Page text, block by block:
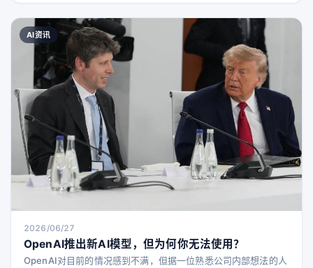
ChatGPT Work平台上，用户越来越多地完成涉及多个步骤的复
杂任务。OpenAI内部数据显示，基于Codex的代理型任务占据了
每周输出令牌的99.
AI资讯
2026/06/27
OpenAI推出新AI模型，但为何你无法使用？
OpenAI对目前的情况感到不满，但据一位熟悉公司内部想法的人